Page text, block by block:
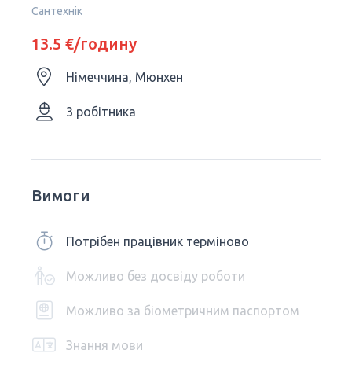
Сантехнік
13.5 €/годину
Німеччина, Мюнхен
3 робітника
Вимоги
Потрібен працівник терміново
Можливо без досвіду роботи
Можливо за біометричним паспортом
Знання мови